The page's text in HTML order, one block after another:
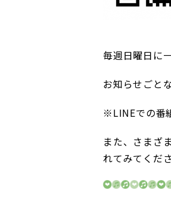
毎週日曜日に
お知らせごと
※LINEでの番
また、さまざ
れてみてくだ